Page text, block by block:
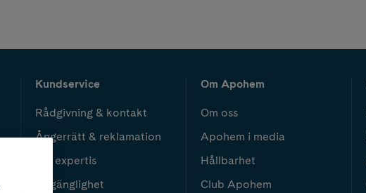
Kundservice
Rådgivning & kontakt
Ångerrätt & reklamation
Vår expertis
Tillgänglighet
Om Apohem
Om oss
Apohem i media
Hållbarhet
Club Apohem